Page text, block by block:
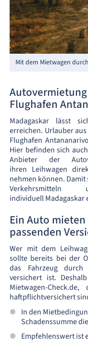
Mit dem Mietwagen
Flughafen
Madagaskar lässt
erreichen. Urlauber
Flughafen
Hier befinden sich
Anbieter der
ihren Leihwagen
nehmen können.
individuell Madagaskar
Ein Auto
passenden
Wer mit dem
sollte bereits bei der
das Fahrzeug durch
versichert ist.
Mietwagen-
haftpflichtversichert
In den
Schadenssumme
Empfehlenswert ist